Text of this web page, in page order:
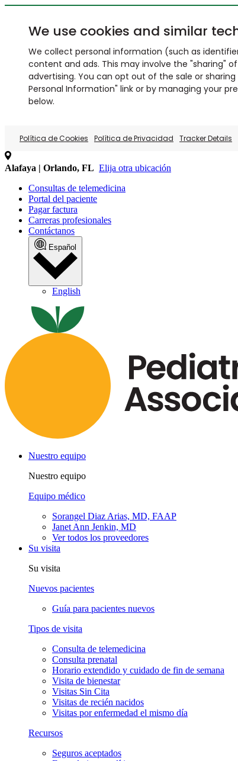
We use cookies and similar
We collect personal information (such as
content and ads. This may involve the "sharing"
advertising. You can opt out of the sale or
Personal Information" link or by managing your
below.
Política de Cookies Política de Privacidad Tracker Details
Alafaya | Orlando, FL Elija otra ubicación
Consultas de telemedicina
Portal del paciente
Pagar factura
Carreras profesionales
Contáctanos
Español
English
Nuestro equipo
Nuestro equipo
Equipo médico
Sorangel Diaz Arias, MD, FAAP
Janet Ann Jenkin, MD
Ver todos los proveedores
Su visita
Su visita
Nuevos pacientes
Guía para pacientes nuevos
Tipos de visita
Consulta de telemedicina
Consulta prenatal
Horario extendido y cuidado de fin de semana
Visita de bienestar
Visitas Sin Cita
Visitas de recién nacidos
Visitas por enfermedad el mismo día
Recursos
Seguros aceptados